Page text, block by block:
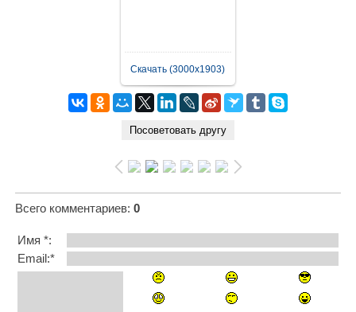
Скачать (3000x1903)
Всего комментариев: 0
Имя *:
Email:*